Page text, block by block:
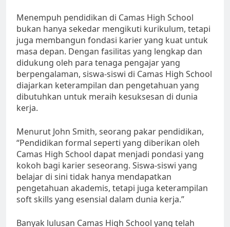
Menempuh pendidikan di Camas High School
bukan hanya sekedar mengikuti kurikulum, tetapi
juga membangun fondasi karier yang kuat untuk
masa depan. Dengan fasilitas yang lengkap dan
didukung oleh para tenaga pengajar yang
berpengalaman, siswa-siswi di Camas High School
diajarkan keterampilan dan pengetahuan yang
dibutuhkan untuk meraih kesuksesan di dunia
kerja.
Menurut John Smith, seorang pakar pendidikan,
“Pendidikan formal seperti yang diberikan oleh
Camas High School dapat menjadi pondasi yang
kokoh bagi karier seseorang. Siswa-siswi yang
belajar di sini tidak hanya mendapatkan
pengetahuan akademis, tetapi juga keterampilan
soft skills yang esensial dalam dunia kerja.”
Banyak lulusan Camas High School yang telah